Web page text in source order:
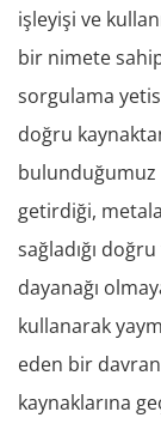
işleyişi ve
bir nimete
sorgulama
doğru
bulunduğumuz
getirdiği,
sağladığı
dayanağı
kullanarak
eden bir
kaynaklarına